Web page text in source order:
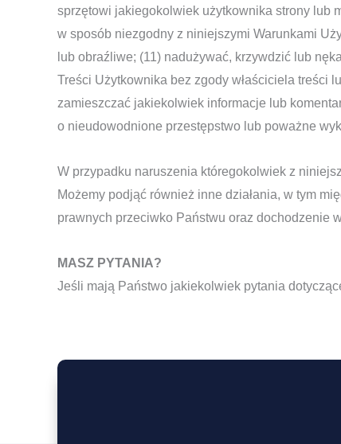
sprzętowi jakiegokolwiek użytkownika strony lub
w sposób niezgodny z niniejszymi Warunkami
lub obraźliwe; (11) nadużywać, krzywdzić lub
Treści Użytkownika bez zgody właściciela treści
zamieszczać jakiekolwiek informacje lub
o nieudowodnione przestępstwo lub poważne
W przypadku naruszenia któregokolwiek z
Możemy podjąć również inne działania, w tym
prawnych przeciwko Państwu oraz dochodzenie
MASZ PYTANIA?
Jeśli mają Państwo jakiekolwiek pytania